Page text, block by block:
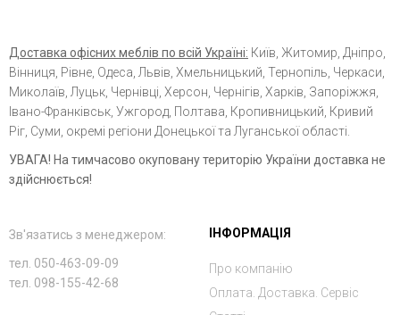
Доставка офісних меблів по всій Україні: Київ, Житомир, Дніпро,
Вінниця, Рівне, Одеса, Львів, Хмельницький, Тернопіль, Черкаси,
Миколаїв, Луцьк, Чернівці, Херсон, Чернігів, Харків, Запоріжжя,
Івано-Франківськ, Ужгород, Полтава, Кропивницький, Кривий
Ріг, Суми, окремі регіони Донецької та Луганської області.
УВАГА! На тимчасово окуповану територію України доставка не
здійснюється!
Зв'язатись з менеджером:
тел. 050-463-09-09
тел. 098-155-42-68
ІНФОРМАЦІЯ
Про компанію
Оплата. Доставка. Сервіс